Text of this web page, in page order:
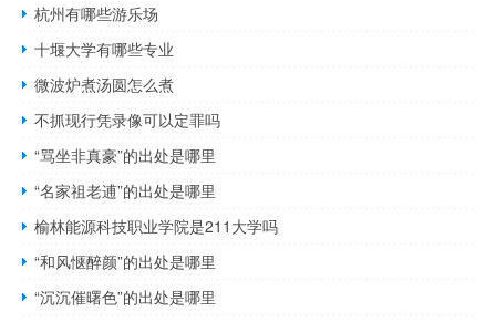
杭州有哪些游乐场
十堰大学有哪些专业
微波炉煮汤圆怎么煮
不抓现行凭录像可以定罪吗
“骂坐非真豪”的出处是哪里
“名家祖老逋”的出处是哪里
榆林能源科技职业学院是211大学吗
“和风惬醉颜”的出处是哪里
“沉沉催曙色”的出处是哪里